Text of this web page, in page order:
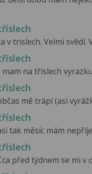
v trislech. Velmi
mam na tříslech
mě trápí (asi
tak měsíc mám
před týdnem se mi v